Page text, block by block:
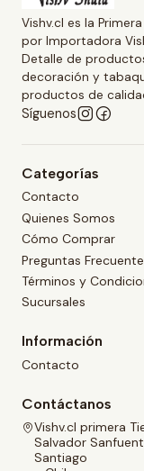
Vishv.cl es la
por Importadora
Detalle de
decoración y
productos de
Síguenos
Categorías
Contacto
Quienes Somos
Cómo Comprar
Preguntas
Términos y
Sucursales
Información
Contacto
Contáctanos
Vishv.cl primera
Salvador
Santiago